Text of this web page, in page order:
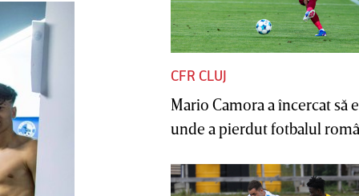
CFR CLUJ
Mario Camora a încercat să
unde a pierdut fotbalul